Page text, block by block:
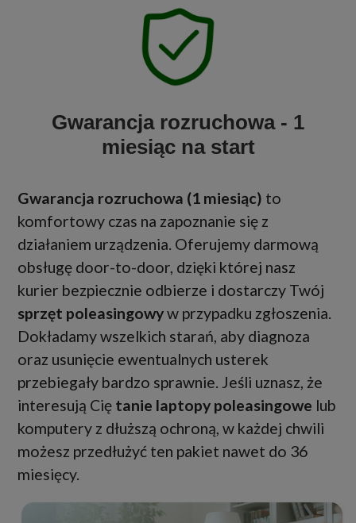
Gwarancja rozruchowa - 1
miesiąc na start
Gwarancja rozruchowa (1 miesiąc) to
komfortowy czas na zapoznanie się z
działaniem urządzenia. Oferujemy darmową
obsługę door-to-door, dzięki której nasz
kurier bezpiecznie odbierze i dostarczy Twój
sprzęt poleasingowyw przypadku zgłoszenia.
Dokładamy wszelkich starań, aby diagnoza
oraz usunięcie ewentualnych usterek
przebiegały bardzo sprawnie. Jeśli uznasz, że
interesują Cię tanie laptopy poleasingowe lub
komputery z dłuższą ochroną, w każdej chwili
możesz przedłużyć ten pakiet nawet do 36
miesięcy.